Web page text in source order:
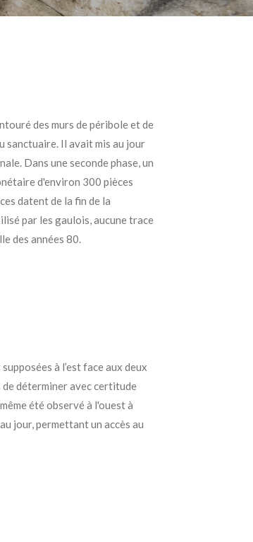
des murs de péribole et de
sanctuaire. Il avait mis au jour
Dans une seconde phase, un
d'environ 300 pièces
datent de la fin de la
par les gaulois, aucune trace
des années 80.
à l’est face aux deux
de déterminer avec certitude
été observé à l'ouest à
jour, permettant un accès au